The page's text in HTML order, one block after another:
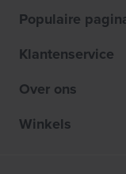
Populaire
Klantenservice
Over ons
Winkels